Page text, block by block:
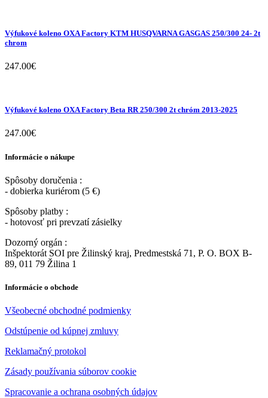
Výfukové koleno OXA Factory KTM HUSQVARNA GASGAS 250/300 24- 2t
chrom
247.00€
Výfukové koleno OXA Factory Beta RR 250/300 2t chróm 2013-2025
247.00€
Informácie o nákupe
Spôsoby doručenia :
- dobierka kuriérom (5 €)
Spôsoby platby :
- hotovosť pri prevzatí zásielky
Dozorný orgán :
Inšpektorát SOI pre Žilinský kraj, Predmestská 71, P. O. BOX B-
89, 011 79 Žilina 1
Informácie o obchode
Všeobecné obchodné podmienky
Odstúpenie od kúpnej zmluvy
Reklamačný protokol
Zásady používania súborov cookie
Spracovanie a ochrana osobných údajov